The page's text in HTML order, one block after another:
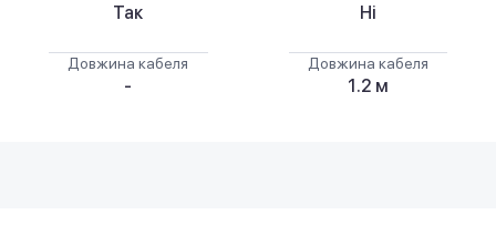
Так
Довжина кабеля
-
Ні
Довжина кабеля
1.2 м